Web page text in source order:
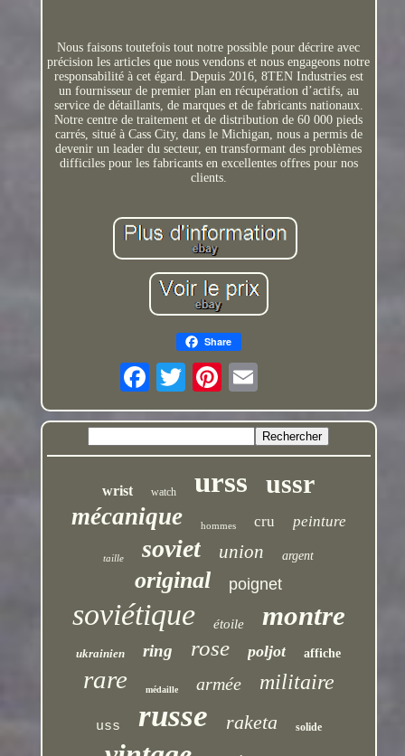
Nous faisons toutefois tout notre possible pour décrire avec
précision les articles que nous vendons et nous engageons notre
responsabilité à cet égard. Depuis 2016, 8TEN Industries est
un fournisseur de premier plan en récupération d’actifs, au
service de détaillants, de marques et de fabricants nationaux.
Notre centre de traitement et de distribution de 60 000 pieds
carrés, situé à Cass City, dans le Michigan, nous a permis de
devenir un leader du secteur, en transformant des problèmes
difficiles pour les fabricants en excellentes offres pour nos
clients.
Share
wrist watch urss ussr
mécanique hommes cru peinture
taille soviet union argent
original poignet
soviétique étoile montre
ukrainien ring rose poljot affiche
rare médaille armée militaire
uss russe raketa solide